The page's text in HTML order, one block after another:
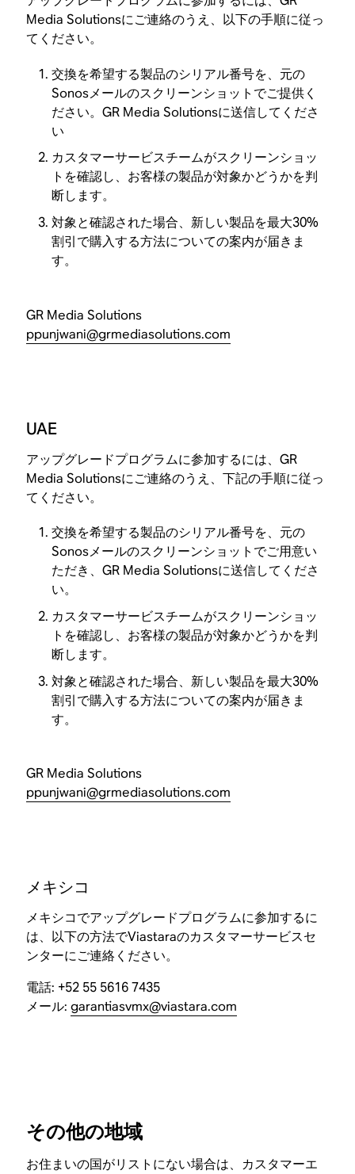
Media Solutionsにご連絡のうえ、以下の手順に従っ
てください。
交換を希望する製品のシリアル番号を、元の
Sonosメールのスクリーンショットでご提供く
ださい。GR Media Solutionsに送信してくださ
い
カスタマーサービスチームがスクリーンショッ
トを確認し、お客様の製品が対象かどうかを判
断します。
対象と確認された場合、新しい製品を最大30%
割引で購入する方法についての案内が届きま
す。
GR Media Solutions
ppunjwani@grmediasolutions.com
UAE
アップグレードプログラムに参加するには、GR
Media Solutionsにご連絡のうえ、下記の手順に従っ
てください。
交換を希望する製品のシリアル番号を、元の
Sonosメールのスクリーンショットでご用意い
ただき、GR Media Solutionsに送信してくださ
い。
カスタマーサービスチームがスクリーンショッ
トを確認し、お客様の製品が対象かどうかを判
断します。
対象と確認された場合、新しい製品を最大30%
割引で購入する方法についての案内が届きま
す。
GR Media Solutions
ppunjwani@grmediasolutions.com
メキシコ
メキシコでアップグレードプログラムに参加するに
は、以下の方法でViastaraのカスタマーサービスセ
ンターにご連絡ください。
電話: +52 55 5616 7435
メール:garantiasvmx@viastara.com
その他の地域
お住まいの国がリストにない場合は、カスタマーエ